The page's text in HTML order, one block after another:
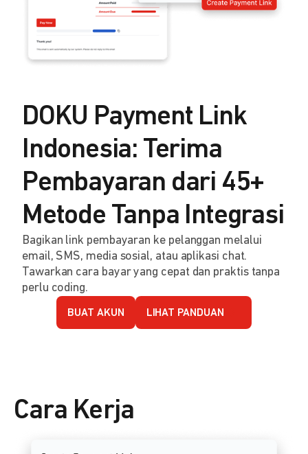
DOKU Payment Link
Indonesia: Terima
Pembayaran dari 45+
Metode Tanpa Integrasi
Bagikan link pembayaran ke pelanggan melalui
email, SMS, media sosial, atau aplikasi chat.
Tawarkan cara bayar yang cepat dan praktis tanpa
perlu coding.
BUAT AKUN LIHAT PANDUAN
Cara Kerja